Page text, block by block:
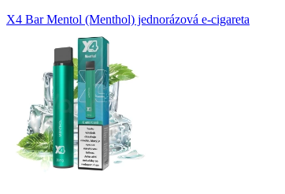
X4 Bar Mentol (Menthol) jednorázová e-cigareta